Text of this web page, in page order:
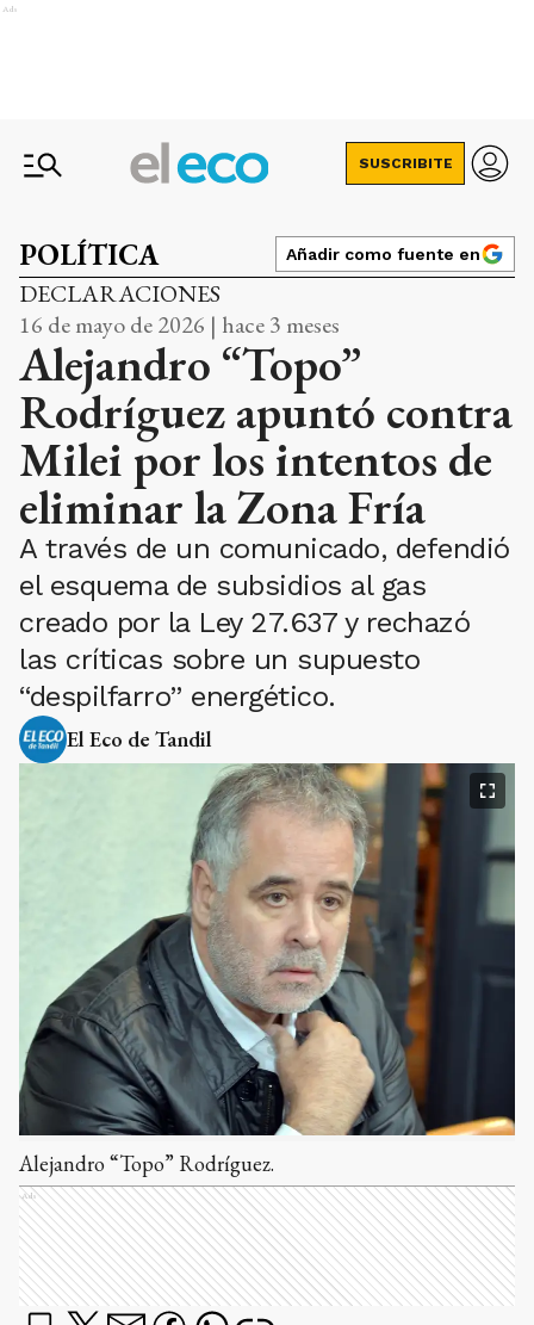
Ads
SUSCRIBITE
POLÍTICA Añadir como fuente en
DECLARACIONES
16 de mayo de 2026 | hace 3 meses
Alejandro “Topo”
Rodríguez apuntó contra
Milei por los intentos de
eliminar la Zona Fría
A través de un comunicado, defendió
el esquema de subsidios al gas
creado por la Ley 27.637 y rechazó
las críticas sobre un supuesto
“despilfarro” energético.
El Eco de Tandil
Alejandro “Topo” Rodríguez.
Ads